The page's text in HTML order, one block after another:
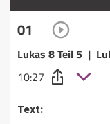
01
Lukas 8 Teil 5 |
10:27
Text: